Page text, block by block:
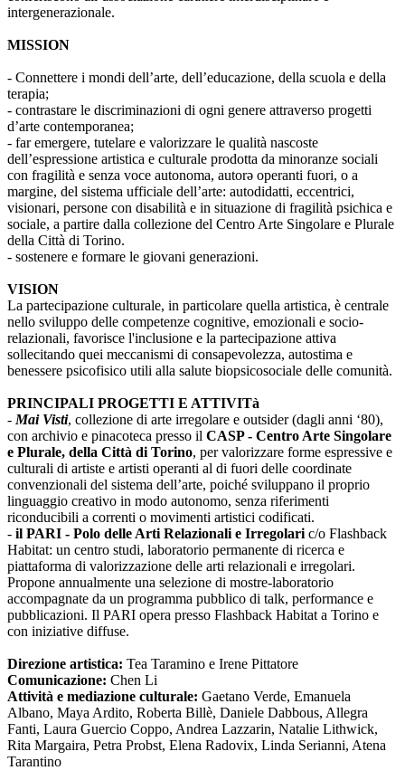
intergenerazionale.
MISSION
- Connettere i mondi dell’arte, dell’educazione, della scuola e della
terapia;
- contrastare le discriminazioni di ogni genere attraverso progetti
d’arte contemporanea;
- far emergere, tutelare e valorizzare le qualità nascoste
dell’espressione artistica e culturale prodotta da minoranze sociali
con fragilità e senza voce autonoma, autorə operanti fuori, o a
margine, del sistema ufficiale dell’arte: autodidatti, eccentrici,
visionari, persone con disabilità e in situazione di fragilità psichica e
sociale, a partire dalla collezione del Centro Arte Singolare e Plurale
della Città di Torino.
- sostenere e formare le giovani generazioni.
VISION
La partecipazione culturale, in particolare quella artistica, è centrale
nello sviluppo delle competenze cognitive, emozionali e socio-
relazionali, favorisce l'inclusione e la partecipazione attiva
sollecitando quei meccanismi di consapevolezza, autostima e
benessere psicofisico utili alla salute biopsicosociale delle comunità.
PRINCIPALI PROGETTI E ATTIVITà
- Mai Visti, collezione di arte irregolare e outsider (dagli anni ‘80),
con archivio e pinacoteca presso il CASP - Centro Arte Singolare
e Plurale, della Città di Torino, per valorizzare forme espressive e
culturali di artiste e artisti operanti al di fuori delle coordinate
convenzionali del sistema dell’arte, poiché sviluppano il proprio
linguaggio creativo in modo autonomo, senza riferimenti
riconducibili a correnti o movimenti artistici codificati.
- il PARI - Polo delle Arti Relazionali e Irregolari c/o Flashback
Habitat: un centro studi, laboratorio permanente di ricerca e
piattaforma di valorizzazione delle arti relazionali e irregolari.
Propone annualmente una selezione di mostre-laboratorio
accompagnate da un programma pubblico di talk, performance e
pubblicazioni. Il PARI opera presso Flashback Habitat a Torino e
con iniziative diffuse.
Direzione artistica: Tea Taramino e Irene Pittatore
Comunicazione: Chen Li
Attività e mediazione culturale: Gaetano Verde, Emanuela
Albano, Maya Ardito, Roberta Billè, Daniele Dabbous, Allegra
Fanti, Laura Guercio Coppo, Andrea Lazzarin, Natalie Lithwick,
Rita Margaira, Petra Probst, Elena Radovix, Linda Serianni, Atena
Tarantino